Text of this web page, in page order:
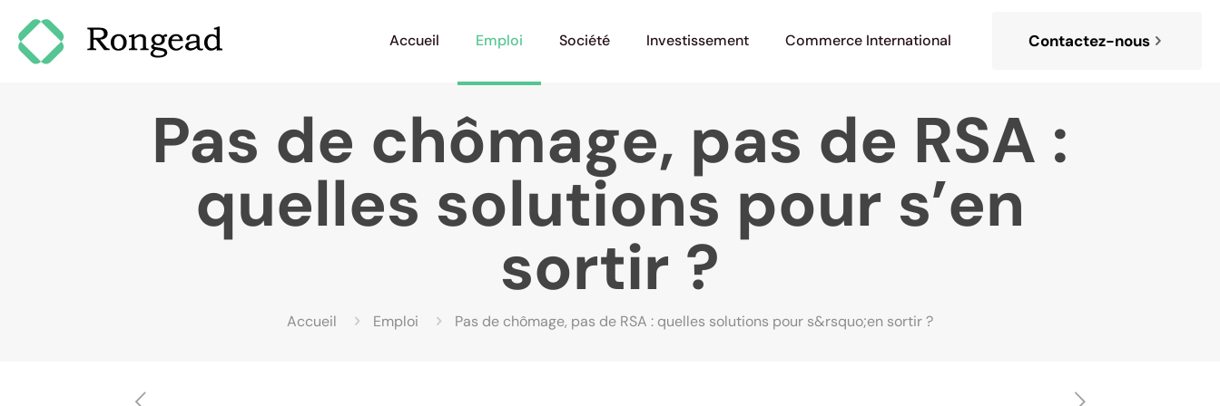
Accueil Emploi Société Investissement Commerce International Contactez-nous
Pas de chômage, pas de RSA :
quelles solutions pour s’en
sortir ?
Accueil Emploi Pas de chômage, pas de RSA : quelles solutions pour s&rsquo;en sortir ?